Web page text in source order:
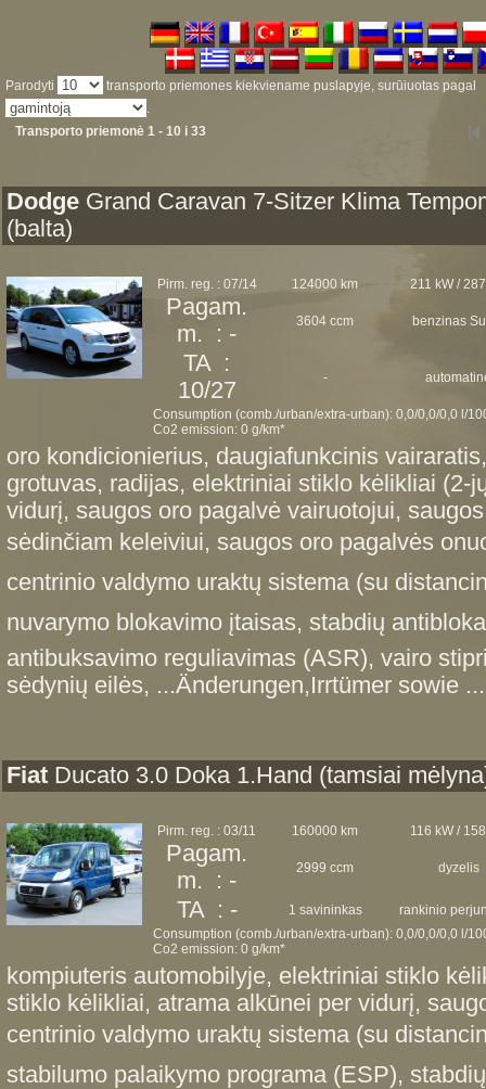
Parodyti
transporto priemones kiekviename puslapyje, surūiuotas pagal
.
Transporto priemonė 1 - 10 i 33
Dodge Grand Caravan 7-Sitzer Klima
(balta)
Pirm. reg. : 07/14 124000 km 211 kW /
Pagam.
m. : -
3604 ccm benzinas
TA :
10/27
-
Consumption (comb./urban/extra-urban): 0,0/0,0/0,0 l/
Co2 emission: 0 g/km*
oro kondicionierius, daugiafunkcinis
grotuvas, radijas, elektriniai stiklo kėlikliai (2-
vidurį, saugos oro pagalvė vairuotojui,
sėdinčiam keleiviui, saugos oro pagalvės
centrinio valdymo uraktų sistema (su
nuvarymo blokavimo įtaisas, stabdių
antibuksavimo reguliavimas (ASR), vairo
sėdynių eilės, ...Änderungen,Irrtümer sowie
Fiat Ducato 3.0 Doka 1.Hand (tamsiai
Pirm. reg. : 03/11 160000 km 116 kW /
Pagam.
m. : -
2999 ccm dyzelis
TA : - 1 savininkas
rankinio
Consumption (comb./urban/extra-urban): 0,0/0,0/0,0 l/
Co2 emission: 0 g/km*
kompiuteris automobilyje, elektriniai stiklo
stiklo kėlikliai, atrama alkūnei per vidurį,
centrinio valdymo uraktų sistema (su
stabilumo palaikymo programa (ESP),